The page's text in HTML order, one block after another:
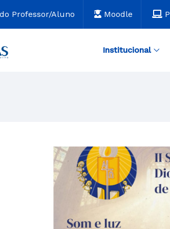
Professor/Aluno Moodle
Institucional